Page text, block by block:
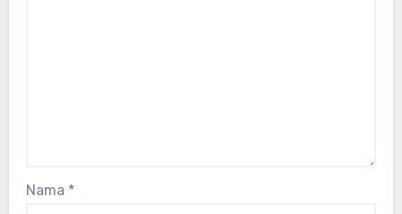
Nama *